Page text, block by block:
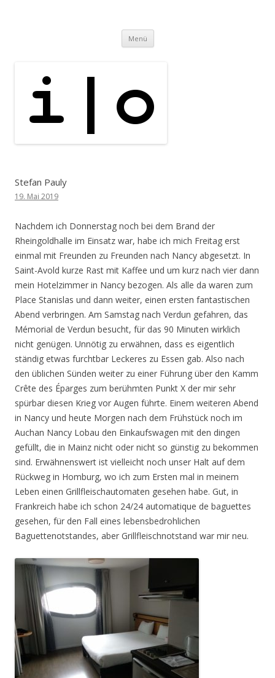
Menü Zum
springen
Stefan Pauly
19. Mai 2019
Nachdem ich Donnerstag noch bei dem Brand der
Rheingoldhalle im Einsatz war, habe ich mich Freitag erst
einmal mit Freunden zu Freunden nach Nancy abgesetzt. In
Saint-Avold kurze Rast mit Kaffee und um kurz nach vier dann
mein Hotelzimmer in Nancy bezogen. Als alle da waren zum
Place Stanislas und dann weiter, einen ersten fantastischen
Abend verbringen. Am Samstag nach Verdun gefahren, das
Mémorial de Verdun besucht, für das 90 Minuten wirklich
nicht genügen. Unnötig zu erwähnen, dass es eigentlich
ständig etwas furchtbar Leckeres zu Essen gab. Also nach
den üblichen Sünden weiter zu einer Führung über den Kamm
Crête des Éparges zum berühmten Punkt X der mir sehr
spürbar diesen Krieg vor Augen führte. Einem weiteren Abend
in Nancy und heute Morgen nach dem Frühstück noch im
Auchan Nancy Lobau den Einkaufswagen mit den dingen
gefüllt, die in Mainz nicht oder nicht so günstig zu bekommen
sind. Erwähnenswert ist vielleicht noch unser Halt auf dem
Rückweg in Homburg, wo ich zum Ersten mal in meinem
Leben einen Grillfleischautomaten gesehen habe. Gut, in
Frankreich habe ich schon 24/24 automatique de baguettes
gesehen, für den Fall eines lebensbedrohlichen
Baguettenotstandes, aber Grillfleischnotstand war mir neu.